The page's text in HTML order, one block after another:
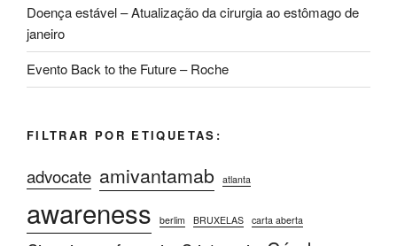
Doença estável – Atualização da cirurgia ao estômago de
janeiro
Evento Back to the Future – Roche
FILTRAR POR ETIQUETAS:
advocate amivantamab atlanta
awareness berlim BRUXELAS carta aberta